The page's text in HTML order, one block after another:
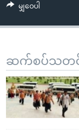
မျှဝေပါ
ဆက်စပ်သတင်း